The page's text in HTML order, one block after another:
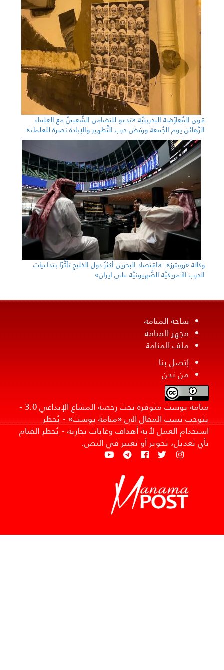
قوى المُعارَضة البحرينيَّة «تدعو للتضامن الشّعبيّ مع العلماء
الرَّهائن يوم الجُمعة ورفض حرب التَّطهير والإبادة نصرة للعلماء»
وكالة «رويترز»: «اقتصاد البحرين أكثرُ دول الخليج تأثُّرًا بتداعيات
الحرب الأمريكيَّة الصُّهيونيَّة على إيران»
ساحة المنامة
مجهر المنامة
ملف المنامة
إتصل بنا
من نحن
منامة بوست متوفرة تحت رخصة المشاع الإبداعي 3.0 -
يتوجب نسب المقال الى «منامة بوست» - يُحظر
استخدام العمل لأية أهداف وغايات تجارية - يُحظر القيام
بأي تعديل، تحوير أو تغيير في النص.